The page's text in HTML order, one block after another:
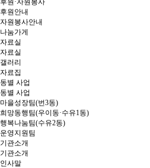
후원·자원봉사
후원안내
자원봉사안내
나눔가게
자료실
자료실
갤러리
자료집
동별 사업
동별 사업
마을성장팀(번3동)
희망동행팀(우이동·수유1동)
행복나눔팀(수유2동)
운영지원팀
기관소개
기관소개
인사말